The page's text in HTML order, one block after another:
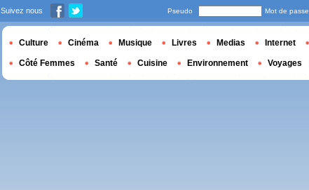
Suivez nous Pseudo Mot de passe
Culture Cinéma Musique Livres Medias Internet
Côté Femmes Santé Cuisine Environnement Voyages